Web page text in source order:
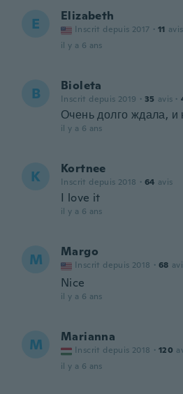
E Elizabeth
Inscrit depuis 2017 · 11 avis
il y a 6 ans
B Bioleta
Inscrit depuis 2019 · 35 avis ·
Очень долго ждала, и
il y a 6 ans
K Kortnee
Inscrit depuis 2018 · 64 avis
I love it
il y a 6 ans
M Margo
Inscrit depuis 2018 · 68
Nice
il y a 6 ans
M Marianna
Inscrit depuis 2018 · 120
il y a 6 ans